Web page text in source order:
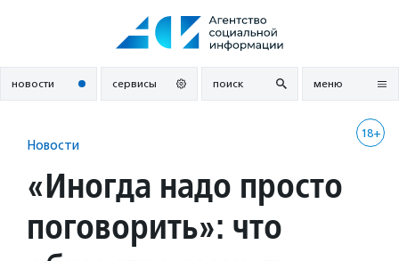
новости сервисы поиск меню
18+
Новости
«Иногда надо просто
поговорить»: что